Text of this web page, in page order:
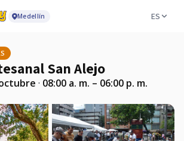
Medellín ES
San Alejo
· 08:00 a. m. – 06:00 p. m.